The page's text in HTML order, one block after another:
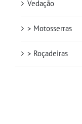
Vedação
> Motosserras
> Roçadeiras